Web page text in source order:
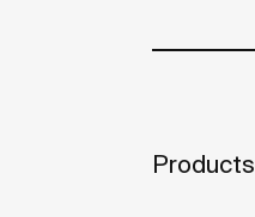
Products